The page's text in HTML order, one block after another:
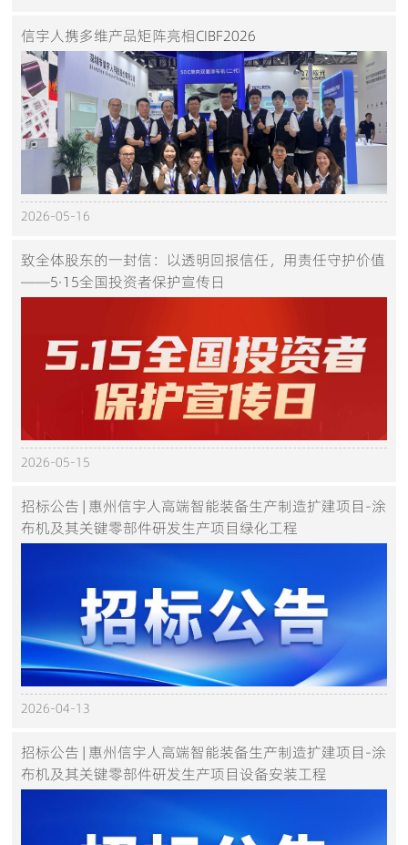
信宇人携多维产品矩阵亮相CIBF2026
2026-05-16
致全体股东的一封信：以透明回报信任，用责任守护价值
——5·15全国投资者保护宣传日
2026-05-15
招标公告 | 惠州信宇人高端智能装备生产制造扩建项目-涂
布机及其关键零部件研发生产项目绿化工程
2026-04-13
招标公告 | 惠州信宇人高端智能装备生产制造扩建项目-涂
布机及其关键零部件研发生产项目设备安装工程